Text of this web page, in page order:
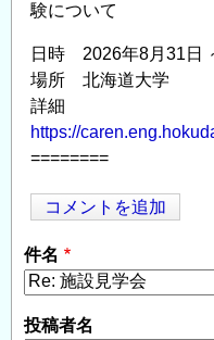
験について
日時 2026年8月31日
場所 北海道大学
詳細
https://
========
コメントを追加
件名
投稿者名